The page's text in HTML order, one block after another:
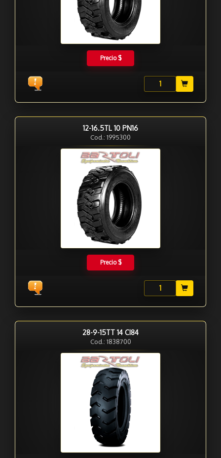
Precio $
12-16.5TL 10 PN16
Cod.: 1995300
Precio $
28-9-15TT 14 CI84
Cod.: 1838700